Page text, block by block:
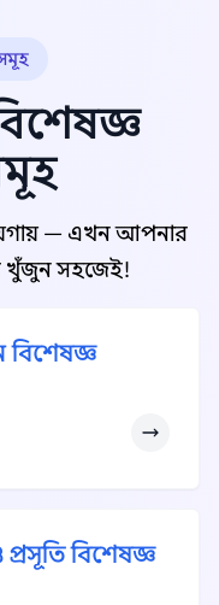
— এখন আপনার
খুঁজুন সহজেই!
বিশেষজ্ঞ
বিশেষজ্ঞ